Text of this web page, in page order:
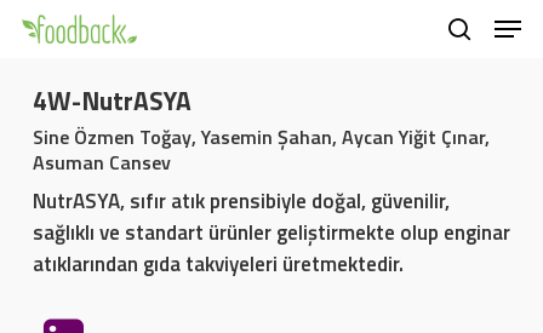
Skip
main
content
4W-NutrASYA
Sine Özmen Toğay, Yasemin Şahan, Aycan Yiğit Çınar,
Asuman Cansev
NutrASYA, sıfır atık prensibiyle doğal, güvenilir,
sağlıklı ve standart ürünler geliştirmekte olup enginar
atıklarından gıda takviyeleri üretmektedir.